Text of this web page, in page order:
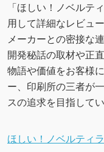
「ほしい！ノベルテ
用して詳細なレビュ
メーカーとの密接な
開発秘話の取材や正
物語や価値をお客様
ー、印刷所の三者が
スの追求を目指してい
ほしい！ノベルティ